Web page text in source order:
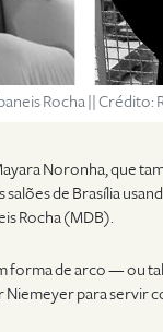
Rocha || Crédito:
Noronha, que
de Brasília
Rocha (MDB).
forma de arco — ou
para servir